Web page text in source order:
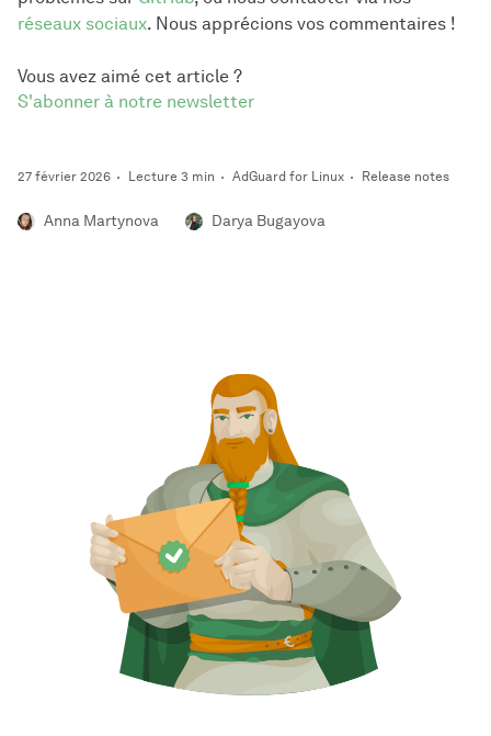
réseaux sociaux. Nous apprécions vos commentaires !
Vous avez aimé cet article ?
S'abonner à notre newsletter
27 février 2026 Lecture 3 min AdGuard for Linux Release notes
Anna Martynova Darya Bugayova